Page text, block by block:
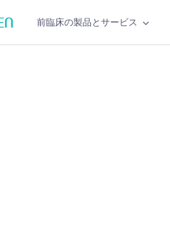
前臨床の製品とサービス